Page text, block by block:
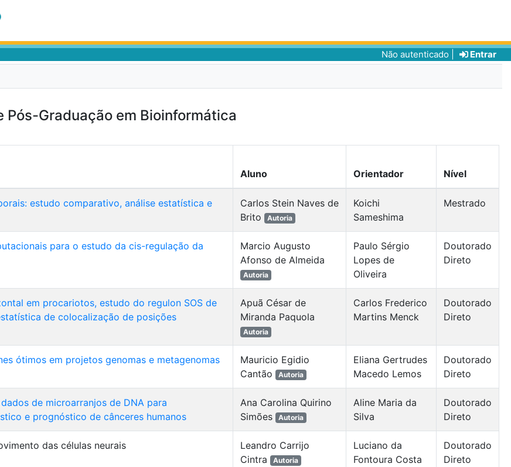
Não autenticado | Entrar
Graduação em Bioinformática
Aluno Orientador Nível
estudo comparativo, análise estatística e
Carlos Stein Naves de
Brito
Autoria
Koichi
Sameshima
Mestrado
para o estudo da cis-regulação da
Marcio Augusto
Afonso de Almeida
Autoria
Paulo Sérgio
Lopes de
Oliveira
Doutorado
Direto
em procariotos, estudo do regulon SOS de
de colocalização de posições
Apuã César de
Miranda Paquola
Autoria
Carlos Frederico
Martins Menck
Doutorado
Direto
ótimos em projetos genomas e metagenomas
Mauricio Egidio
Cantão
Autoria
Eliana Gertrudes
Macedo Lemos
Doutorado
Direto
de microarranjos de DNA para
e prognóstico de cânceres humanos
Ana Carolina Quirino
Simões
Autoria
Aline Maria da
Silva
Doutorado
Direto
das células neurais
Leandro Carrijo
Cintra
Autoria
Luciano da
Fontoura Costa
Doutorado
Direto